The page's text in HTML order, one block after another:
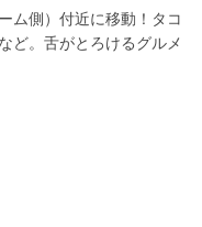
ム側）付近に移動！タコ
ど。舌がとろけるグルメ